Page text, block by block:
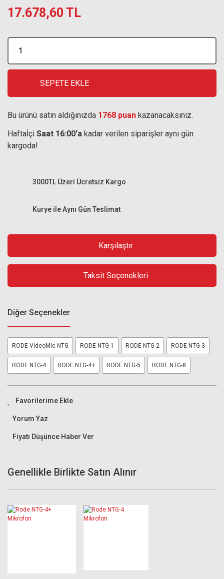
17.678,60 TL
SEPETE EKLE
Bu ürünü satın aldığınızda 1768 puan kazanacaksınız.
Haftaİçi Saat 16:00'a kadar verilen siparişler aynı gün
kargoda!
Kurye ile Aynı Gün Teslimat
3000TL Üzeri Ücretsiz Kargo
Karşılaştır
Taksit Seçenekleri
Diğer Seçenekler
RODE VideoMic NTG RODE NTG-1 RODE NTG-2 RODE NTG-3
RODE NTG-4 RODE NTG-4+ RODE NTG-5 RODE NTG-8
Yorum Yaz
Fiyatı Düşünce Haber Ver
Genellikle Birlikte Satın Alınır